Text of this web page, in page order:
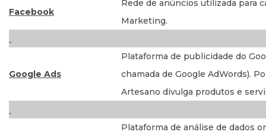
Facebook
Rede de anúncios utilizada para
Marketing.
Google Ads
Plataforma de publicidade do
chamada de Google AdWords).
Artesano divulga produtos e
Plataforma de análise de dados